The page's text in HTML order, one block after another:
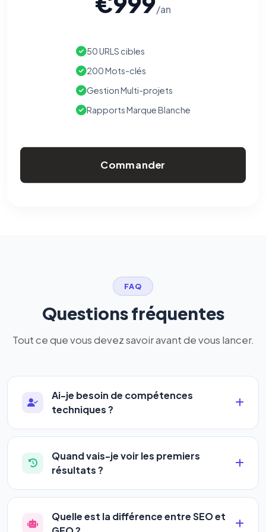
/an
50 URLS cibles
200 Mots-clés
Gestion Multi-projets
Rapports Marque Blanche
Commander
FAQ
Questions fréquentes
Tout ce que vous devez savoir avant de vous lancer.
Ai-je besoin de compétences
techniques ?
Absolument pas. Notre logiciel a été conçu pour
être accessible àtous les profils: artisans,
commerçants, auto-entrepreneurs, PME ou
complexe — vous renseignez l'adresse de votre
site, décrivez votre activité, et le logiciel gère tout
en automatique 24h/24.
Quand vais-je voir les premiers
résultats ?
La plupart de nos utilisateurs observent une
amélioration de leur positionnement en4 à 6
semaines. Le référencement est un marathon, pas
Quelle est la différence entre SEO et